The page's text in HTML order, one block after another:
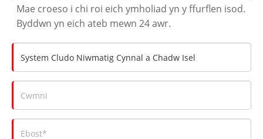
Mae croeso i chi roi eich ymholiad yn y ffurflen isod.
Byddwn yn eich ateb mewn 24 awr.